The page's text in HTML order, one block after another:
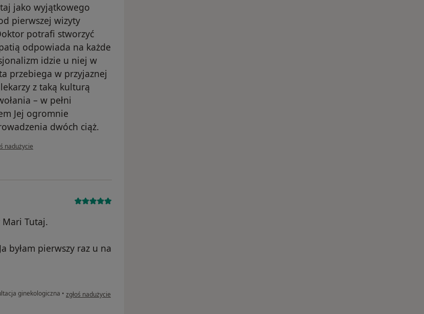
jako wyjątkowego
pierwszej wizyty
potrafi stworzyć
odpowiada na każde
idzie u niej w
przebiega w przyjaznej
z taką kulturą
– w pełni
Jej ogromnie
dwóch ciąż.
użytkownika Anita
nadużycie
Tutaj.
byłam pierwszy raz u na
ginekologiczna • w opinii użytkownika Sonia P
zgłoś nadużycie